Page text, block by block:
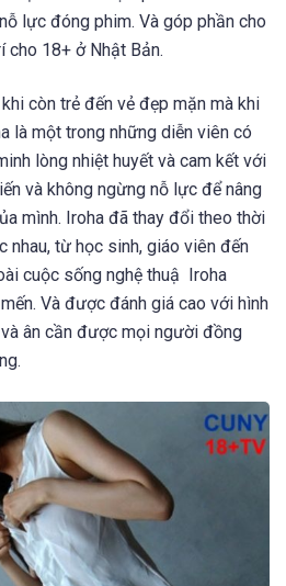
lực đóng phim. Và góp phần cho
cho 18+ ở Nhật Bản.
còn trẻ đến vẻ đẹp mặn mà khi
là một trong những diễn viên có
lòng nhiệt huyết và cam kết với
và không ngừng nỗ lực để nâng
mình. Iroha đã thay đổi theo thời
nhau, từ học sinh, giáo viên đến
cuộc sống nghệ thuậ Iroha
Và được đánh giá cao với hình
ân cần được mọi người đồng